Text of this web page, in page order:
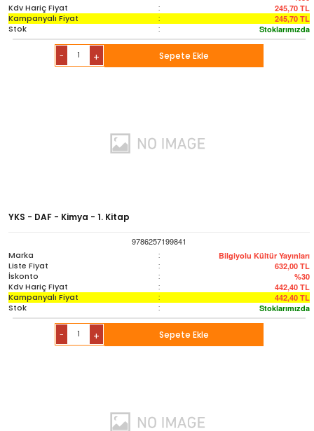
Kdv Hariç Fiyat : 245,70 TL
Kampanyalı Fiyat : 245,70 TL
Stok : Stoklarımızda
- + Sepete Ekle
YKS - DAF - Kimya - 1. Kitap
9786257199841
Marka
: Bilgiyolu Kültür Yayınları
Liste Fiyat : 632,00 TL
İskonto : %30
Kdv Hariç Fiyat : 442,40 TL
Kampanyalı Fiyat : 442,40 TL
Stok : Stoklarımızda
- + Sepete Ekle